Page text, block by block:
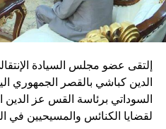
إلتقى عضو مجلس السيادة
الدين كباشي بالقصر الجمهوري
السوداتي برئاسة القس عز
لقضايا الكنائس والمسيحيين في